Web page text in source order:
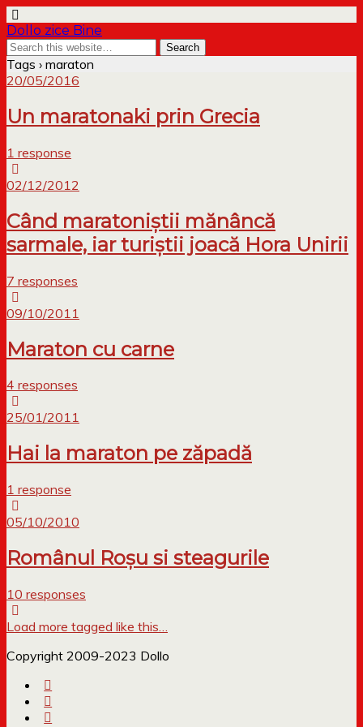
Dollo zice Bine
Tags › maraton
20/05/2016
Un maratonaki prin Grecia
1 response
02/12/2012
Când maratoniștii mănâncă
sarmale, iar turiștii joacă Hora Unirii
7 responses
09/10/2011
Maraton cu carne
4 responses
25/01/2011
Hai la maraton pe zăpadă
1 response
05/10/2010
Românul Roşu si steagurile
10 responses
Load more tagged like this…
Copyright 2009-2023 Dollo